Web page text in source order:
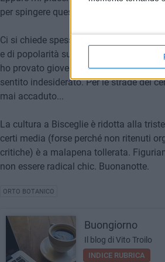
per spingere queste iniziative tutt'altro
Ci si chiede spesso per quale motivo
e di popolarità sul web. Una risposta
ho provato giovedì nel seguire l'evento
sentito indesiderato. Per le strade del
mai accaduto...
La cultura a Bisceglie è ridotta alla
certi media (forse perché non ritenuti
critiche) è a malapena tollerata.
non essere radical chic. Buonanotte.
ORTO BOTANICO
Buongiorno
Il blog di Vito Troilo
INDICE RUBRICA